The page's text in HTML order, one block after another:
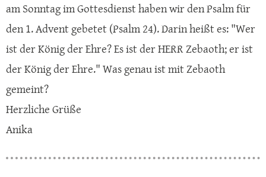
am Sonntag im Gottesdienst haben wir den Psalm für
den 1. Advent gebetet (Psalm 24). Darin heißt es: "Wer
ist der König der Ehre? Es ist der HERR Zebaoth; er ist
der König der Ehre." Was genau ist mit Zebaoth
gemeint?
Herzliche Grüße
Anika